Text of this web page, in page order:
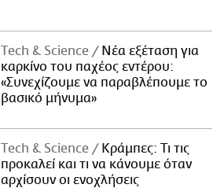
Τech & Science
Νέα εξέταση για
καρκίνο του παχέος εντέρου:
«Συνεχίζουμε να παραβλέπουμε το
βασικό μήνυμα»
Τech & Science
Κράμπες: Τι τις
προκαλεί και τι να κάνουμε όταν
αρχίσουν οι ενοχλήσεις